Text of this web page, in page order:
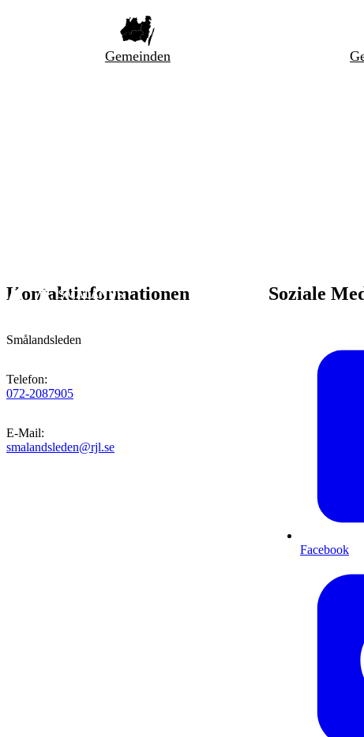
Gemeinden
Kontaktinformationen
Smålandsleden
Telefon:
072-2087905
E-Mail:
smalandsleden@rjl.se
Soziale
Facebook